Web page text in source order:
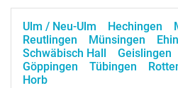
Ulm / Neu-Ulm Hechingen
Reutlingen
Münsingen
Schwäbisch Hall
Geislingen
Göppingen
Tübingen
Horb